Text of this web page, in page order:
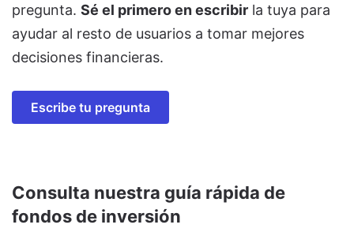
pregunta. Sé el primero en escribir la tuya para
ayudar al resto de usuarios a tomar mejores
decisiones financieras.
Escribe tu pregunta
Consulta nuestra guía rápida de
fondos de inversión